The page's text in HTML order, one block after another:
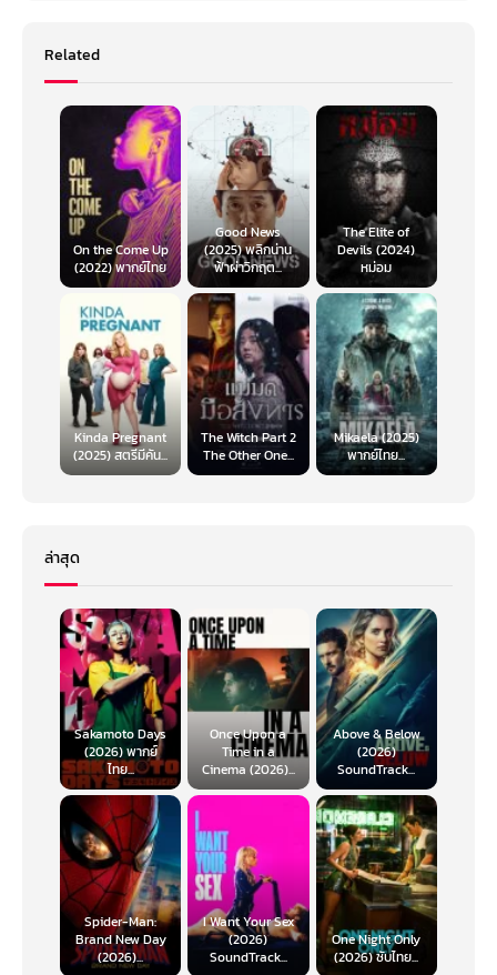
Related
On the Come Up
(2022) พากย์ไทย
Good News
(2025) พลิกน่าน
ฟ้าผ่าวิกฤต...
The Elite of
Devils (2024)
หม่อม
Kinda Pregnant
(2025) สตรีมีคัน...
The Witch Part 2
The Other One...
Mikaela (2025)
พากย์ไทย...
ล่าสุด
Sakamoto Days
(2026) พากย์
ไทย...
Once Upon a
Time in a
Cinema (2026)...
Above & Below
(2026)
SoundTrack...
Spider-Man:
Brand New Day
(2026)...
I Want Your Sex
(2026)
SoundTrack...
One Night Only
(2026) ซับไทย...